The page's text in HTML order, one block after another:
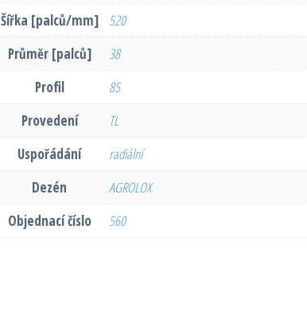
Šířka [palců/mm]
520
Průměr [palců]
38
Profil
85
Provedení
TL
Uspořádání
radiální
Dezén
AGROLOX
Objednací číslo
560